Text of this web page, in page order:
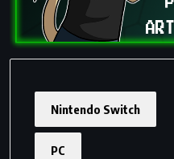
Nintendo Switch
PC